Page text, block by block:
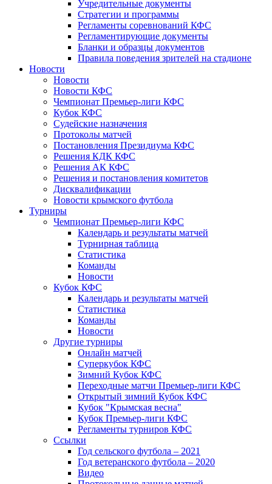
Учредительные документы
Стратегии и программы
Регламенты соревнований КФС
Регламентирующие документы
Бланки и образцы документов
Правила поведения зрителей на стадионе
Новости
Новости
Новости КФС
Чемпионат Премьер-лиги КФС
Кубок КФС
Судейские назначения
Протоколы матчей
Постановления Президиума КФС
Решения КДК КФС
Решения АК КФС
Решения и постановления комитетов
Дисквалификации
Новости крымского футбола
Турниры
Чемпионат Премьер-лиги КФС
Календарь и результаты матчей
Турнирная таблица
Статистика
Команды
Новости
Кубок КФС
Календарь и результаты матчей
Статистика
Команды
Новости
Другие турниры
Онлайн матчей
Суперкубок КФС
Зимний Кубок КФС
Переходные матчи Премьер-лиги КФС
Открытый зимний Кубок КФС
Кубок "Крымская весна"
Кубок Премьер-лиги КФС
Регламенты турниров КФС
Ссылки
Год сельского футбола – 2021
Год ветеранского футбола – 2020
Видео